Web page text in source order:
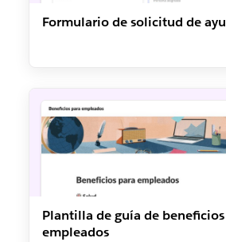
Formulario de solicitud de
Plantilla de guía de
empleados